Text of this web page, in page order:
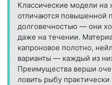
Классические модели на
отличаются повышенной
долговечностью — они
даже на течении.
капроновое полотно,
варианты — каждый из
Преимущества верши
ловить рыбу практически